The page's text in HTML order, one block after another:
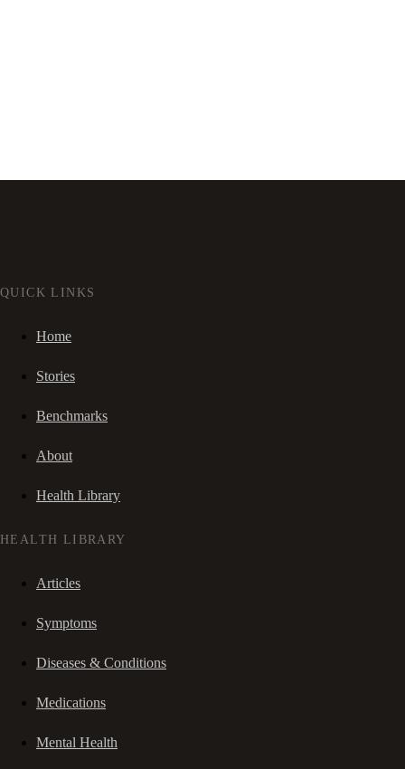
QUICK LINKS
Home
Stories
Benchmarks
About
Health Library
HEALTH LIBRARY
Articles
Symptoms
Diseases & Conditions
Medications
Mental Health